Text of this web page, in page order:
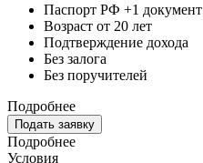
Паспорт РФ +1 документ
Возраст от 20 лет
Подтверждение дохода
Без залога
Без поручителей
Подробнее
Подать заявку
Подробнее
Условия